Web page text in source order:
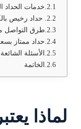
خدمات الحداد
حداد رخيص
طرق التواصل
حداد ممتاز
الأسئلة الشائعة
الخاتمة
لماذا